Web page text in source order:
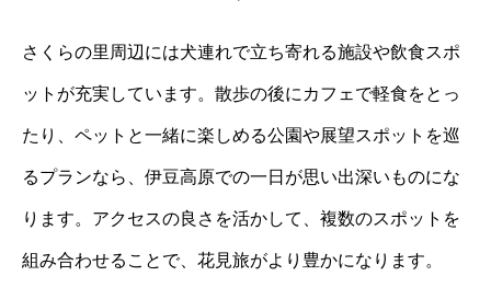
さくらの里周辺には犬連れで立ち寄れる施設や飲食スポ
ットが充実しています。散歩の後にカフェで軽食をとっ
たり、ペットと一緒に楽しめる公園や展望スポットを巡
るプランなら、伊豆高原での一日が思い出深いものにな
ります。アクセスの良さを活かして、複数のスポットを
組み合わせることで、花見旅がより豊かになります。